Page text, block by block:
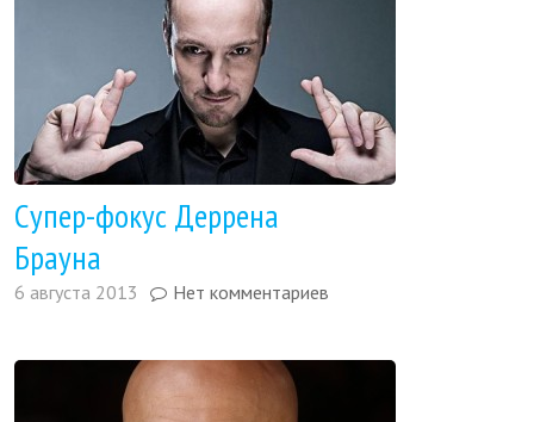
Супер-фокус Деррена
Брауна
6 августа 2013 Нет комментариев